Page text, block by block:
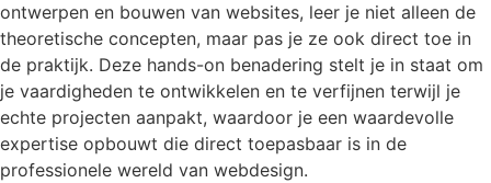
ontwerpen en bouwen van websites, leer je niet alleen de
theoretische concepten, maar pas je ze ook direct toe in
de praktijk. Deze hands-on benadering stelt je in staat om
je vaardigheden te ontwikkelen en te verfijnen terwijl je
echte projecten aanpakt, waardoor je een waardevolle
expertise opbouwt die direct toepasbaar is in de
professionele wereld van webdesign.